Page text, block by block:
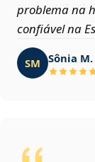
problema na
confiável na
SM Sônia M.